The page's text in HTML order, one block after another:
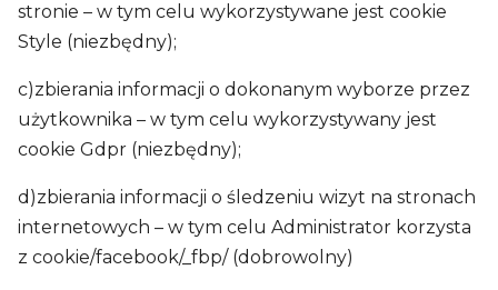
stronie – w tym celu wykorzystywane jest cookie
Style (niezbędny);
c)zbierania informacji o dokonanym wyborze przez
użytkownika – w tym celu wykorzystywany jest
cookie Gdpr (niezbędny);
d)zbierania informacji o śledzeniu wizyt na stronach
internetowych – w tym celu Administrator korzysta
z cookie/facebook/_fbp/ (dobrowolny)